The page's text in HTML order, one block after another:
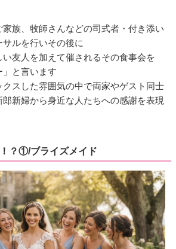
族、牧師さんなどの司式者・付き添い
ルを行いその後に
い友人を加えて催されるその食事会を
」と言います
スした雰囲気の中で両家やゲスト同士
新婦から身近な人たちへの感謝を表現
？①/ブライズメイド